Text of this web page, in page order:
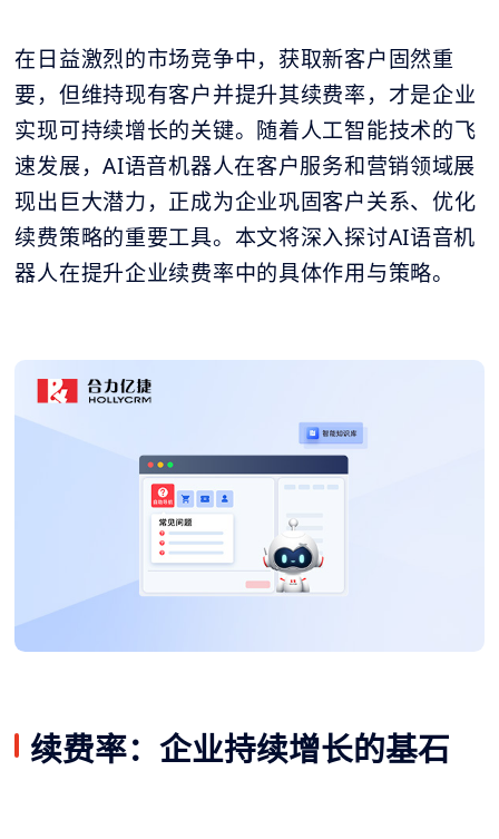
在日益激烈的市场竞争中，获取新客户固然重
要，但维持现有客户并提升其续费率，才是企业
实现可持续增长的关键。随着人工智能技术的飞
速发展，AI语音机器人在客户服务和营销领域展
现出巨大潜力，正成为企业巩固客户关系、优化
续费策略的重要工具。本文将深入探讨AI语音机
器人在提升企业续费率中的具体作用与策略。
续费率：企业持续增长的基石